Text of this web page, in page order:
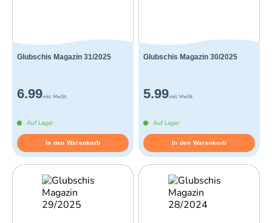
Glubschis Magazin 31/2025
6.99inkl. MwSt.
Auf Lager
In den Warenkorb
Glubschis Magazin 30/2025
5.99inkl. MwSt.
Auf Lager
In den Warenkorb